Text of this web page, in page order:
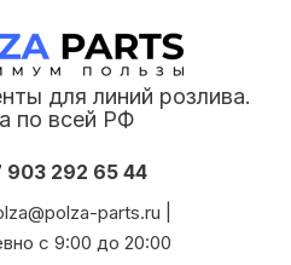
для линий розлива.
по всей РФ
903 292 65 44
parts.ru |
с 9:00 до 20:00